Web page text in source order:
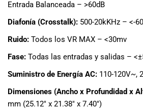
especiales
clientes. Ven
visitarnos
nuestra
física en
o haz tu
Entrada Balanceada – >60dB
Diafonía (Crosstalk): 500-20kKHz – <-
Ruido: Todos los VR MAX – <30mv
Fase: Todas las entradas y salidas –
Suministro de Energía AC: 110-120V~,
Dimensiones (Ancho x Profundidad x
mm (25.12″ x 21.38″ x 7.40″)